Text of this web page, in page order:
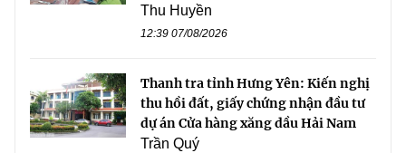
Thu Huyền
12:39 07/08/2026
Thanh tra tỉnh Hưng Yên: Kiến nghị
thu hồi đất, giấy chứng nhận đầu tư
dự án Cửa hàng xăng dầu Hải Nam
Trần Quý